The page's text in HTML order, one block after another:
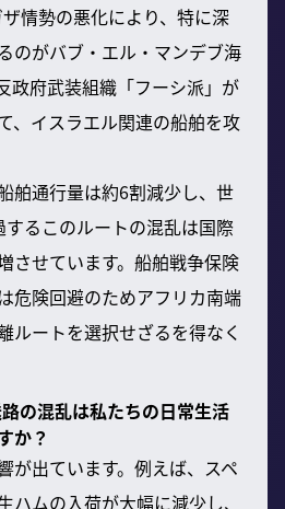
情勢の悪化により、特に深
のがバブ・エル・マンデブ海
政府武装組織「フーシ派」が
、イスラエル関連の船舶を攻
舶通行量は約6割減少し、世
るこのルートの混乱は国際
させています。船舶戦争保険
危険回避のためアフリカ南端
ルートを選択せざるを得なく
の混乱は私たちの日常生活
か？
が出ています。例えば、スペ
ハムの入荷が大幅に減少し、